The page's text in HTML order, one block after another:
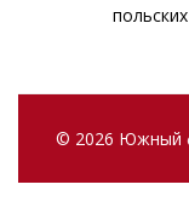
© 2026 Южный